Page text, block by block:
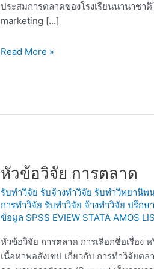
ประสมการตลาดของโรงเรียนนานาชา
marketing […]
Read More »
หัวข้อวิจัย การตลาด
รับทำวิจัย รับจ้างทำวิจัย รับทำวิทยานิ
การทำวิจัย รับทำวิจัย จ้างทำวิจัย ปรึก
ข้อมูล SPSS EVIEW STATA AMOS
หัวข้อวิจัย การตลาด การเลือกชื่อเรื่อง
เนื้อหาพอสังเขป เกี่ยวกับ การทำวิจัยต
หัวข้อ
การ
ตลาด